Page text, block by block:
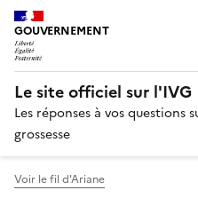
Panneau de gestion des
GOUVERNEMENT
Le site officiel sur l'IVG
Les réponses à vos
grossesse
Voir le fil d'Ariane